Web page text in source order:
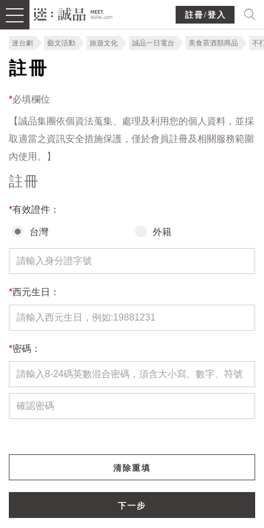
註冊/登入
迷台劇 藝文活動 旅遊文化 誠品一日電台 美食茶酒類商品 不
註冊
*必填欄位
【誠品集團依個資法蒐集、處理及利用您的個人資料，並採
取適當之資訊安全措施保護，僅於會員註冊及相關服務範圍
內使用。】
註冊
*有效證件：
台灣 外籍
*西元生日：
*密碼：